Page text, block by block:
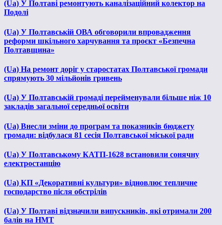
(Ua) У Полтаві ремонтують каналізаційний колектор на
Подолі
(Ua) У Полтавській ОВА обговорили впровадження
реформи шкільного харчування та проєкт «Безпечна
Полтавщина»
(Ua) На ремонт доріг у старостатах Полтавської громади
спрямують 30 мільйонів гривень
(Ua) У Полтавській громаді перейменували більше ніж 10
закладів загальної середньої освіти
(Ua) Внесли зміни до програм та показників бюджету
громади: відбулася 81 сесія Полтавської міської ради
(Ua) У Полтавському КАТП-1628 встановили сонячну
електростанцію
(Ua) КП «Декоративні культури» відновлює тепличне
господарство після обстрілів
(Ua) У Полтаві відзначили випускників, які отримали 200
балів на НМТ